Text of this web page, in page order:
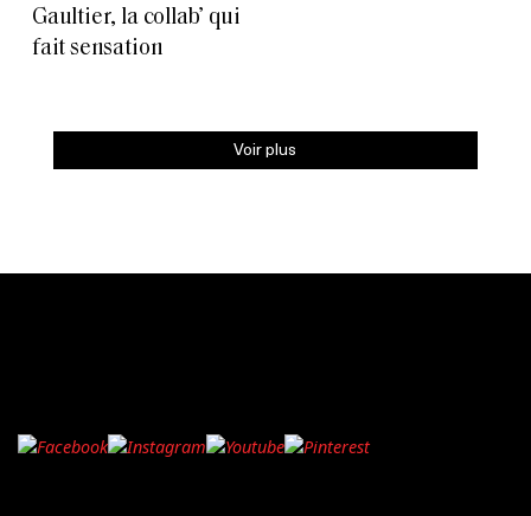
Gaultier, la collab’ qui
fait sensation
Voir plus